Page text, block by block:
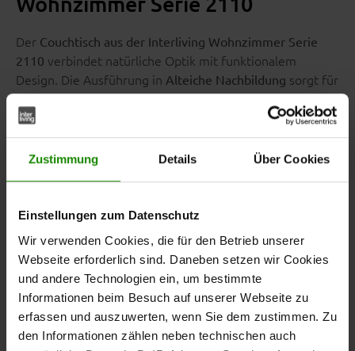
Zustimmung Details Über Cookies
Einstellungen zum Datenschutz
Wir verwenden Cookies, die für den Betrieb unserer
Webseite erforderlich sind. Daneben setzen wir Cookies
und andere Technologien ein, um bestimmte
Informationen beim Besuch auf unserer Webseite zu
erfassen und auszuwerten, wenn Sie dem zustimmen. Zu
den Informationen zählen neben technischen auch
Der Couchtisch aus der Interliving Wohnzimmer Serie
2110 verbindet natürliche Optik mit funktionalem
Design. Die Ausführung in Alteiche Nachbildung sorgt für
eine warme und wohnliche Ausstrahlung und lässt sich
vielseitig mit weiteren Möbeln der Serie kombinieren.
Mit ca.
eine großzügige Abstellfläche für Getränke, Snacks,
Bücher oder dekorative Wohnaccessoires.
Praktische Ablage für mehr